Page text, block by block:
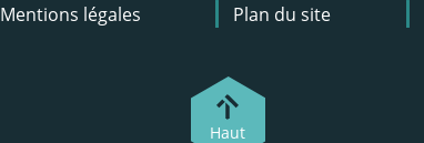
Mentions légales Plan du site
Haut